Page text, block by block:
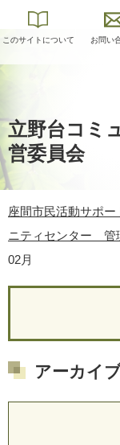
このサイトについて お問い
立野台コミ
営委員会
座間市民活動サポ
ニティセンター 管
02月
アーカイ